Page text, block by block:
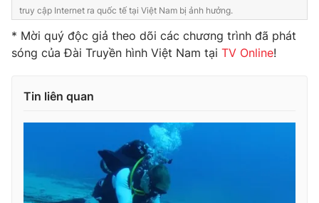
Chuyên mục khác
Emagazine Podcast
Photo
Shorts video
VTV Money VTV Thể thao
truy cập Internet ra quốc tế tại Việt Nam bị ảnh hưởng.
* Mời quý độc giả theo dõi các chương trình đã phát
sóng của Đài Truyền hình Việt Nam tại TV Online!
Tin liên quan